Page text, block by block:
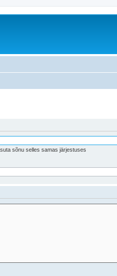
sõnu selles samas järjestuses